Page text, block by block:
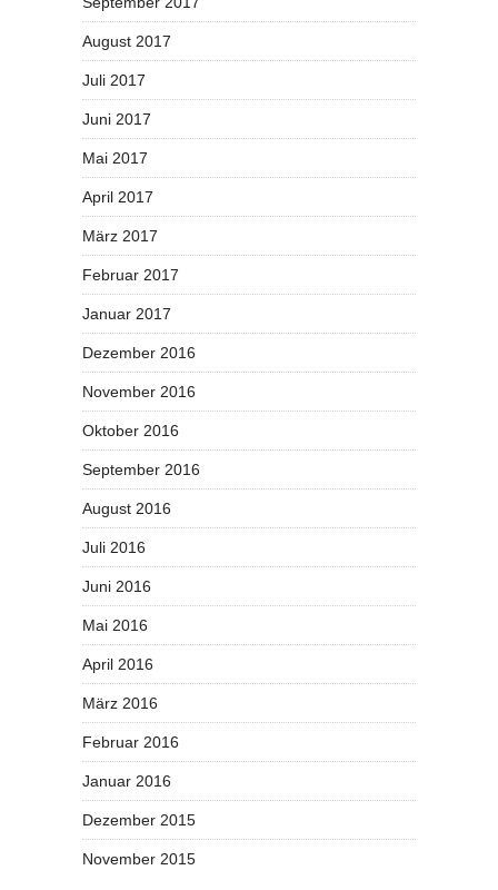
August 2017
Juli 2017
Juni 2017
Mai 2017
April 2017
März 2017
Februar 2017
Januar 2017
Dezember 2016
November 2016
Oktober 2016
September 2016
August 2016
Juli 2016
Juni 2016
Mai 2016
April 2016
März 2016
Februar 2016
Januar 2016
Dezember 2015
November 2015